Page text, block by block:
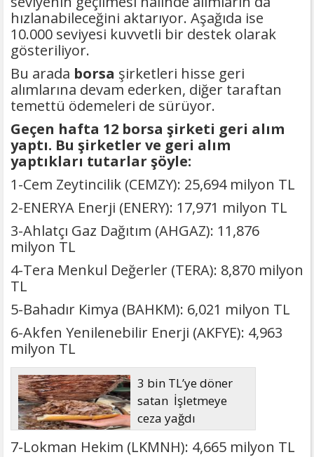
hızlanabileceğini aktarıyor. Aşağıda ise
10.000 seviyesi kuvvetli bir destek olarak
gösteriliyor.
Bu arada borsa şirketleri hisse geri
alımlarına devam ederken, diğer taraftan
temettü ödemeleri de sürüyor.
Geçen hafta 12 borsa şirketi geri alım
yaptı. Bu şirketler ve geri alım
yaptıkları tutarlar şöyle:
1-Cem Zeytincilik (CEMZY): 25,694 milyon TL
2-ENERYA Enerji (ENERY): 17,971 milyon TL
3-Ahlatçı Gaz Dağıtım (AHGAZ): 11,876
milyon TL
4-Tera Menkul Değerler (TERA): 8,870 milyon
TL
5-Bahadır Kimya (BAHKM): 6,021 milyon TL
6-Akfen Yenilenebilir Enerji (AKFYE): 4,963
milyon TL
3 bin TL’ye döner
satan İşletmeye
ceza yağdı
7-Lokman Hekim (LKMNH): 4,665 milyon TL